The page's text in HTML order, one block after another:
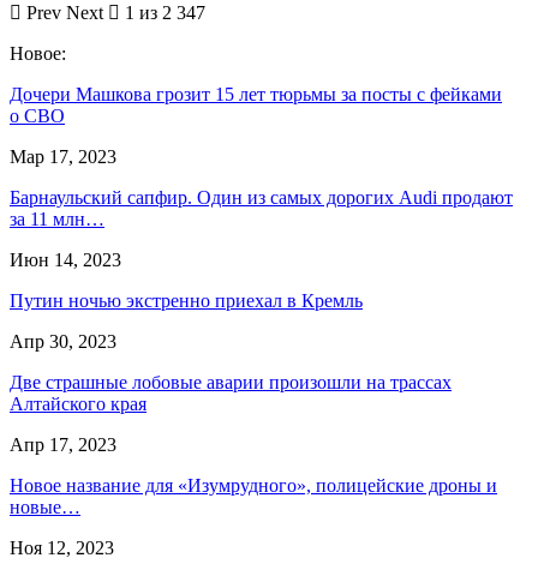
Prev Next
1 из 2 347
Новое:
Дочери Машкова грозит 15 лет тюрьмы за посты с фейками
о СВО
Мар 17, 2023
Барнаульский сапфир. Один из самых дорогих Audi продают
за 11 млн…
Июн 14, 2023
Путин ночью экстренно приехал в Кремль
Апр 30, 2023
Две страшные лобовые аварии произошли на трассах
Алтайского края
Апр 17, 2023
Новое название для «Изумрудного», полицейские дроны и
новые…
Ноя 12, 2023